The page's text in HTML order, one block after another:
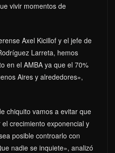
vivir momentos de
Axel Kicillof y el jefe de
Larreta, hemos
en el AMBA ya que el 70%
Aires y alrededores»,
chiquito vamos a evitar que
crecimiento exponencial y
posible controarlo con
nadie se inquiete», analizó